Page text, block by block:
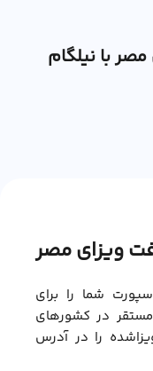
با نیلگام
ویزای مصر
شما را برای
در کشورهای
را در آدرس